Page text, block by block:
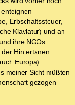
Erbschaftssteuer,
Klaviatur) und an
ihre NGOs
Hintertanen
Europa)
meiner Sicht müßten
gezogen